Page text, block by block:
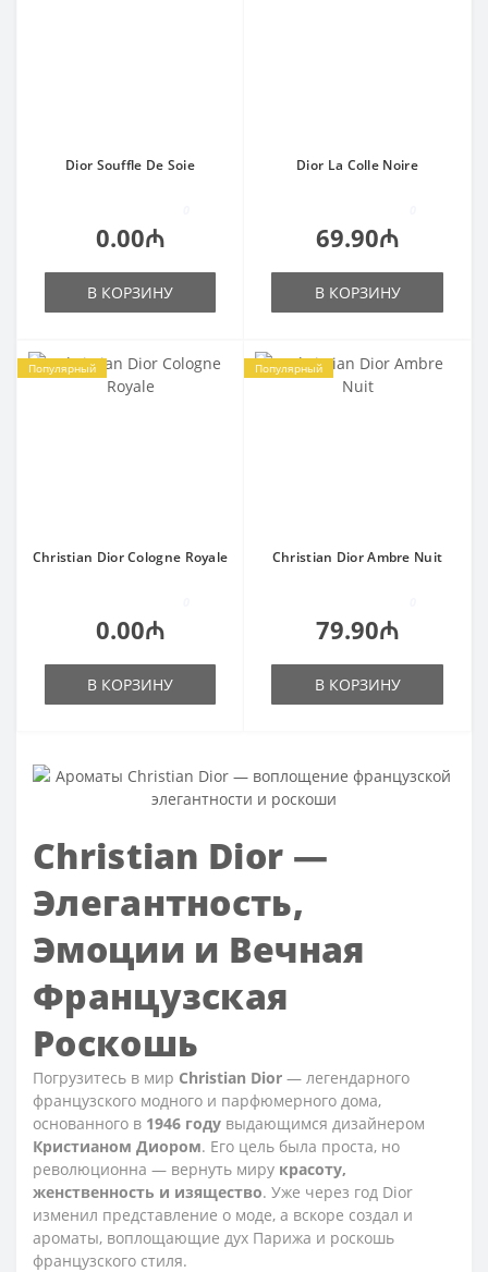
Dior Souffle De Soie
0.00₼
В КОРЗИНУ
Dior La Colle Noire
69.90₼
В КОРЗИНУ
Популярный
Christian Dior Cologne Royale
0.00₼
В КОРЗИНУ
Популярный
Christian Dior Ambre Nuit
79.90₼
В КОРЗИНУ
Christian Dior —
Элегантность,
Эмоции и Вечная
Французская
Роскошь
Погрузитесь в мир Christian Dior — легендарного
французского модного и парфюмерного дома,
основанного в 1946 году выдающимся дизайнером
Кристианом Диором. Его цель была проста, но
революционна — вернуть миру красоту,
женственность и изящество. Уже через год Dior
изменил представление о моде, а вскоре создал и
ароматы, воплощающие дух Парижа и роскошь
французского стиля.